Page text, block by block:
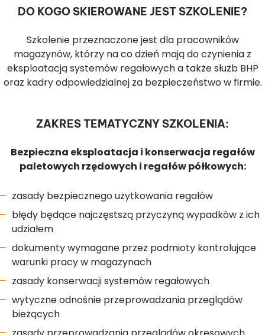
DO KOGO SKIEROWANE JEST SZKOLENIE?
Szkolenie przeznaczone jest dla pracowników
magazynów, którzy na co dzień mają do czynienia z
eksploatacją systemów regałowych a także służb BHP
oraz kadry odpowiedzialnej za bezpieczeństwo w firmie.
ZAKRES TEMATYCZNY SZKOLENIA:
Bezpieczna eksploatacja i konserwacja regałów
paletowych rzędowych i regałów półkowych:
zasady bezpiecznego użytkowania regałów
błędy będące najczęstszą przyczyną wypadków z ich
udziałem
dokumenty wymagane przez podmioty kontrolujące
warunki pracy w magazynach
zasady konserwacji systemów regałowych
wytyczne odnośnie przeprowadzania przeglądów
bieżących